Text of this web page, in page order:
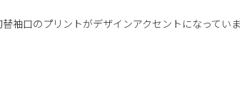
袖口のプリントがデザインアクセントになっていま